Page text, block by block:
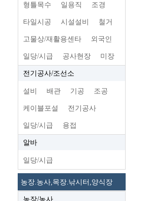
형틀목수 일용직 조경
타일시공 시설설비 철거
고물상/재활용센타 외국인
일당/시급 공사현장 미장
전기공사/조선소
설비 배관 기공 조공
케이블포설 전기공사
일당/시급 용접
알바
일당/시급
농장.농사,목장.낚시터,양식장
농장/농사